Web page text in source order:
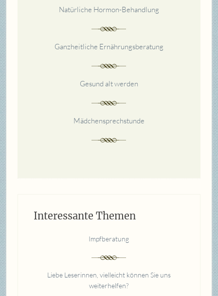
Natürliche Hormon-Behandlung
Ganzheitliche Ernährungsberatung
Gesund alt werden
Mädchensprechstunde
Interessante Themen
Impfberatung
Liebe Leserinnen, vielleicht können Sie uns
weiterhelfen?